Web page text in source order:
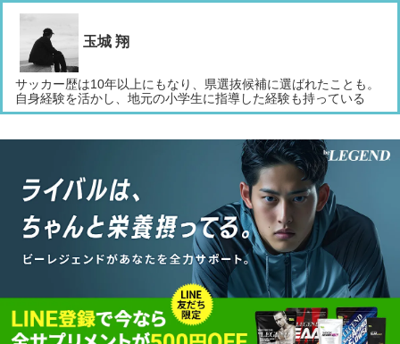
玉城 翔
サッカー歴は10年以上にもなり、県選抜候補に選ばれたことも。
自身経験を活かし、地元の小学生に指導した経験も持っている